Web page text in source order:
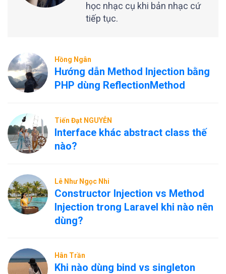
học nhạc cụ khi bản nhạc cứ
tiếp tục.
Hồng Ngân
Hướng dẫn Method Injection bằng
PHP dùng ReflectionMethod
Tiến Đạt NGUYỄN
Interface khác abstract class thế
nào?
Lê Như Ngọc Nhi
Constructor Injection vs Method
Injection trong Laravel khi nào nên
dùng?
Hân Trần
Khi nào dùng bind vs singleton